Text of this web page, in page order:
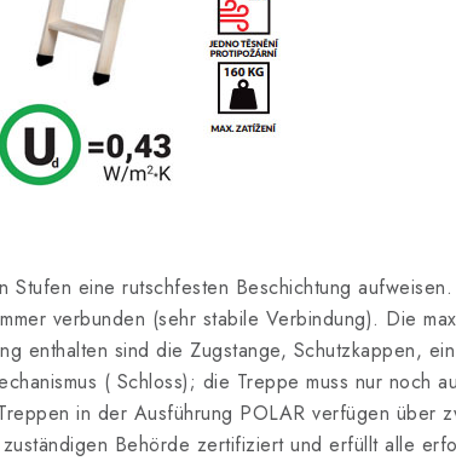
eine rutschfesten Beschichtung
verbunden (sehr stabile Verbindung). Die
enthalten sind die Zugstange, Schutzkappen,
( Schloss); die Treppe muss nur noch
in der Ausführung POLAR verfügen über
Behörde zertifiziert und erfüllt alle